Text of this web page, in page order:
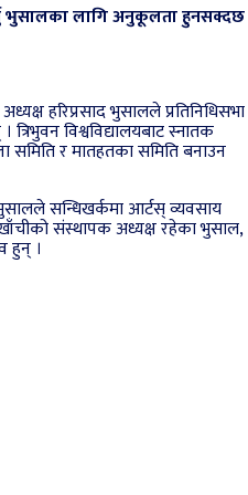
भुसालका लागि अनुकूलता हुनसक्दछ
अध्यक्ष हरिप्रसाद भुसालले प्रतिनिधिसभा
विश्वविद्यालयबाट स्नातक
समिति र मातहतका समिति बनाउन
सन्धिखर्कमा आर्टस् व्यवसाय
संस्थापक अध्यक्ष रहेका भुसाल,
हुन् ।